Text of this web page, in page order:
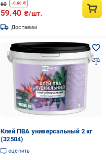
60 -0.60 ₴
59.40 ₴/шт.
Доставим
Клей ПВА универсальный 2 кг
(32504)
оценить